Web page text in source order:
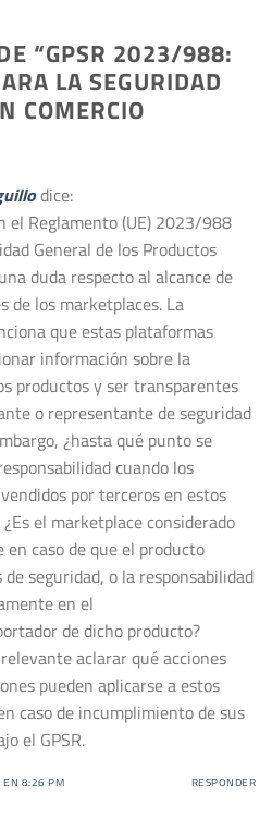
“GPSR 2023/988:
LA SEGURIDAD
COMERCIO
dice:
el Reglamento (UE) 2023/988
General de los Productos
duda respecto al alcance de
de los marketplaces. La
que estas plataformas
información sobre la
productos y ser transparentes
o representante de seguridad
¿hasta qué punto se
cuando los
por terceros en estos
el marketplace considerado
en caso de que el producto
seguridad, o la responsabilidad
en el
de dicho producto?
aclarar qué acciones
pueden aplicarse a estos
caso de incumplimiento de sus
el GPSR.
EN 8:26 PM RESPONDER